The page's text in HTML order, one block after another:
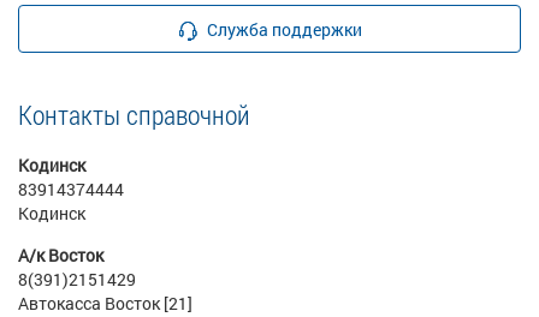
Служба поддержки
Контакты справочной
Кодинск
83914374444
Кодинск
А/к Восток
8(391)2151429
Автокасса Восток [21]